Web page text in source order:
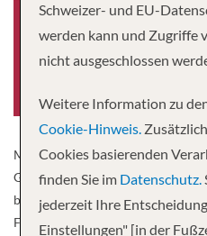
Baujahr
MS Excellence Royal gehört zu
Generation. Das elegante Schiff
bietet mit seinen
Farben ein angenehmes, stilvolles
Schweizer- und EU-
werden kann und Zugriffe
nicht ausgeschlossen
Weitere Information zu
Cookie-Hinweis.
Cookies basierenden
finden Sie im Datenschutz.
jederzeit Ihre
Einstellungen" [in der